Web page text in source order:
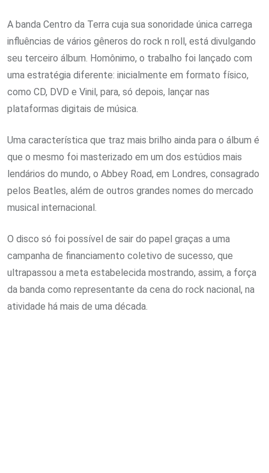
A banda Centro da Terra cuja sua sonoridade única carrega
influências de vários gêneros do rock n roll, está divulgando
seu terceiro álbum. Homônimo, o trabalho foi lançado com
uma estratégia diferente: inicialmente em formato físico,
como CD, DVD e Vinil, para, só depois, lançar nas
plataformas digitais de música.
Uma característica que traz mais brilho ainda para o álbum é
que o mesmo foi masterizado em um dos estúdios mais
lendários do mundo, o Abbey Road, em Londres, consagrado
pelos Beatles, além de outros grandes nomes do mercado
musical internacional.
O disco só foi possível de sair do papel graças a uma
campanha de financiamento coletivo de sucesso, que
ultrapassou a meta estabelecida mostrando, assim, a força
da banda como representante da cena do rock nacional, na
atividade há mais de uma década.